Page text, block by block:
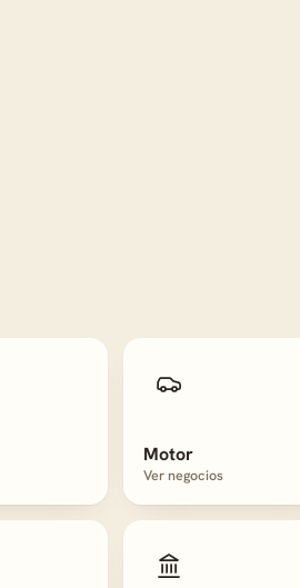
Motor
Ver negocios